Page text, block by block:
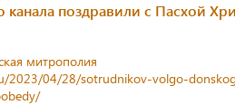
канала поздравили с Пасхой
митрополия
2023/04/28/sotrudnikov-volgo-